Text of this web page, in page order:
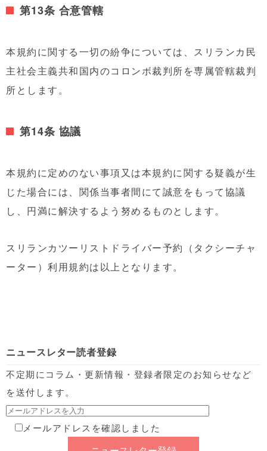
第13条 合意管轄
本規約に関する一切の紛争については、スリランカ民
主社会主義共和国内のコロンボ裁判所を専属管轄裁判
所とします。
第14条 協議
本規約に定めのない事項又は本規約に関する疑義が生
じた場合には、関係当事者間にて誠意をもって協議
し、円満に解決するよう努めるものとします。
スリランカツーリストドライバー予約（タクシーチャ
ーター）利用規約は以上となります。
ニュースレター読者登録
不定期にコラム・更新情報・登録者限定のお知らせなど
を送付します。
メールアドレスを確認しました